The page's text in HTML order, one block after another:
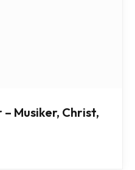
Musiker, Christ,